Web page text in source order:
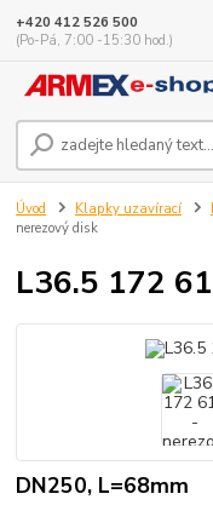
+420 412 526 500
(Po-Pá, 7:00 -15:30 hod.)
Úvod Klapky uzavírací
nerezový disk
L36.5 172
DN250, L=68mm